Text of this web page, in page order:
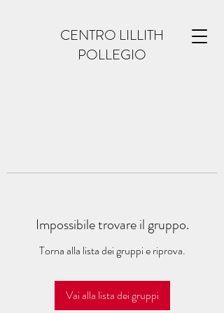
CENTRO LILLITH
POLLEGIO
Impossibile trovare il gruppo.
Torna alla lista dei gruppi e riprova.
Vai alla lista dei gruppi